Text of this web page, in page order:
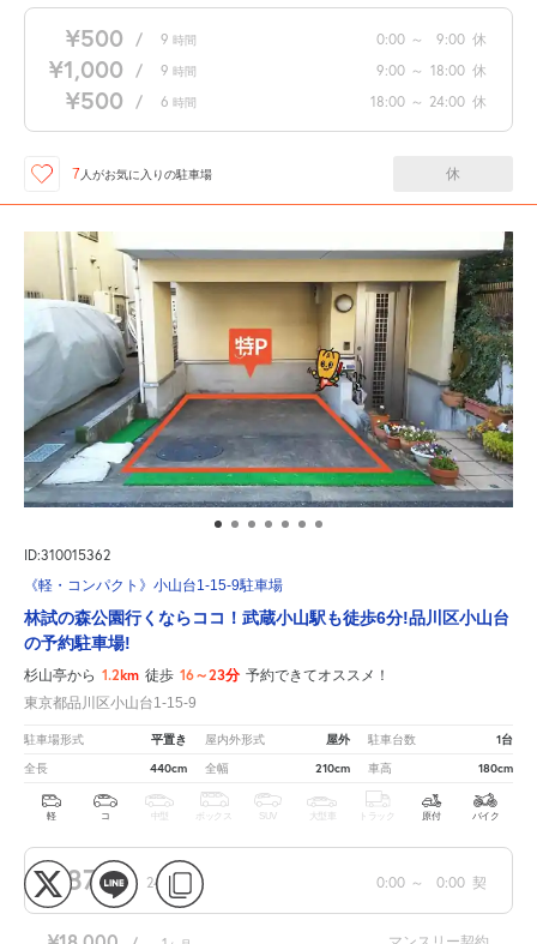
¥500 / 9 時間 0:00 ～ 9:00 休
¥1,000 / 9 時間 9:00 ～ 18:00 休
¥500 / 6 時間 18:00 ～ 24:00 休
7 人がお気に入りの駐車場 休
ID:310015362
《軽・コンパクト》小山台1-15-9駐車場
林試の森公園行くならココ！武蔵小山駅も徒歩6分!品川区小山台
の予約駐車場!
杉山亭から 1.2km 徒歩 16～23分 予約できてオススメ！
東京都品川区小山台1-15-9
駐車場形式 平置き 屋内外形式 屋外 駐車台数 1台
全長 440cm 全幅 210cm 車高 180cm
軽 コ 中型 ボックス SUV 大型車 トラック 原付 バイク
¥870 / 24 0:00 ～ 0:00 契